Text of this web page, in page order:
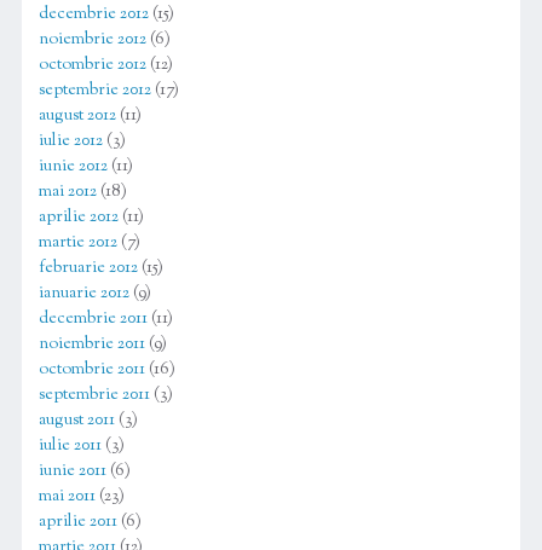
decembrie 2012(15)
noiembrie 2012(6)
octombrie 2012(12)
septembrie 2012(17)
august 2012(11)
iulie 2012(3)
iunie 2012(11)
mai 2012(18)
aprilie 2012(11)
martie 2012(7)
februarie 2012(15)
ianuarie 2012(9)
decembrie 2011(11)
noiembrie 2011(9)
octombrie 2011(16)
septembrie 2011(3)
august 2011(3)
iulie 2011(3)
iunie 2011(6)
mai 2011(23)
aprilie 2011(6)